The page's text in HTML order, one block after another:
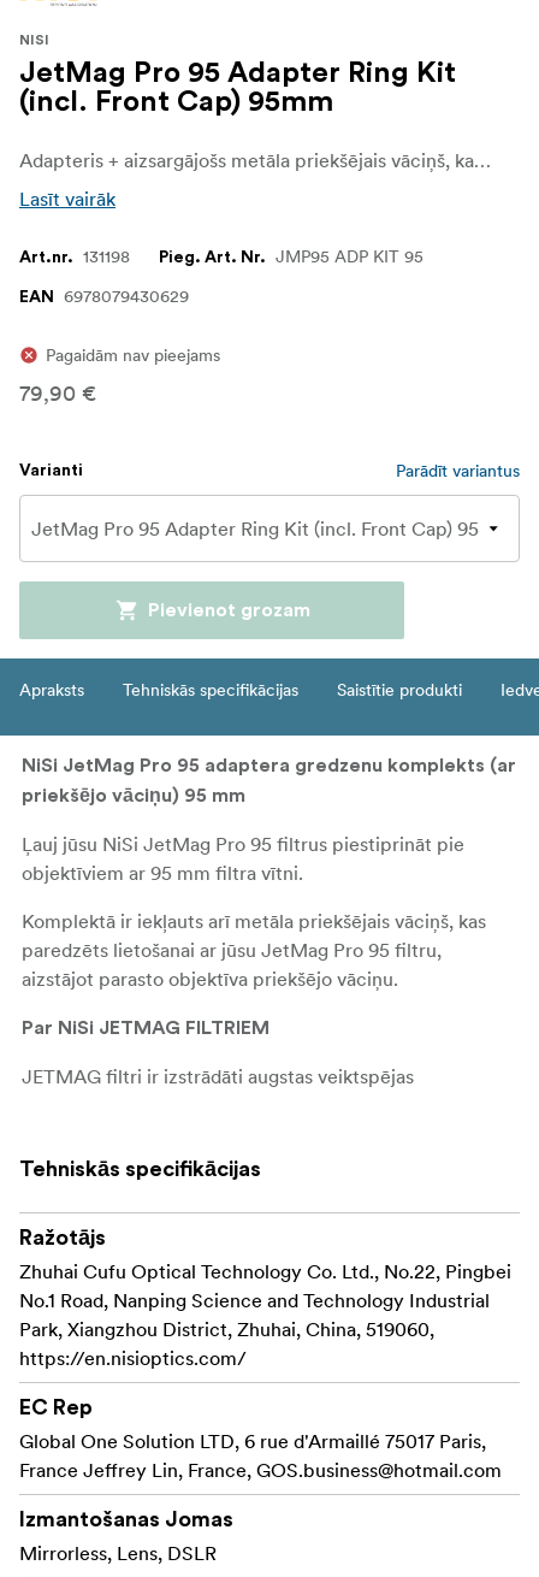
NISI
JetMag Pro 95 Adapter Ring Kit
(incl. Front Cap) 95mm
Adapteris + aizsargājošs metāla priekšējais vāciņš, kas ļauj uzstādīt JetMag Pro filtrus uz objektīviem ar 95 mm filtra vītni un tos nosegt ar ātri un droši uzliekamu metāla vāciņu. NiSi JETMAG filtri ir radīti fotogrāfiem un videogrāfiem, kuriem katrā kadrā ir svarīga ātrdarbība, stabilitāte un daudzpusība. Pateicoties unikālajam magnētiskajam dizainam, šie filtri ļauj tos ātri un droši mainīt, dodot iespēju radītājiem nevainojami pielāgoties mainīgiem apgaismojuma un uzņemšanas apstākļiem
Lasīt vairāk
Art.nr. 131198 Pieg. Art. Nr. JMP95 ADP KIT 95
EAN 6978079430629
Pagaidām nav pieejams
79,90 €
Varianti Parādīt variantus
Pievienot grozam
Apraksts Tehniskās specifikācijas Saistītie produkti
NiSi JetMag Pro 95 adaptera gredzenu komplekts (ar
priekšējo vāciņu) 95 mm
Ļauj jūsu NiSi JetMag Pro 95 filtrus piestiprināt pie
objektīviem ar 95 mm filtra vītni.
Komplektā ir iekļauts arī metāla priekšējais vāciņš, kas
paredzēts lietošanai ar jūsu JetMag Pro 95 filtru,
aizstājot parasto objektīva priekšējo vāciņu.
Par NiSi JETMAG FILTRIEM
JETMAG filtri ir izstrādāti augstas veiktspējas
Patentētā fiksācijas konstrukcija nodrošina, ka salikti filtri
pilsētu skatu un portretu uzņemšanai.
NiSi JETMAG filtru galvenās iezīmes:
Ātra magnētiska piestiprināšana:Filtrus var viegli
uzlikt un noņemt, pateicoties magnētiskajai
konstrukcijai, tādējādi ietaupot laiku straujas
darbības fotografēšanas situācijās.
Stabils fiksēšanas mehānisms: Patentētā
fiksēšanas konstrukcija nodrošina filtru drošību, pat
saliekot vairākus filtrus dinamiskās vidēs.
Ultraplānas rāmji:
Tehniskās specifikācijas
Ražotājs
Zhuhai Cufu Optical Technology Co. Ltd., No.22, Pingbei
No.1 Road, Nanping Science and Technology Industrial
Park, Xiangzhou District, Zhuhai, China, 519060,
https://en.nisioptics.com/
EC Rep
Global One Solution LTD, 6 rue d'Armaillé 75017 Paris,
France Jeffrey Lin, France, GOS.business@hotmail.com
Izmantošanas Jomas
Mirrorless, Lens, DSLR